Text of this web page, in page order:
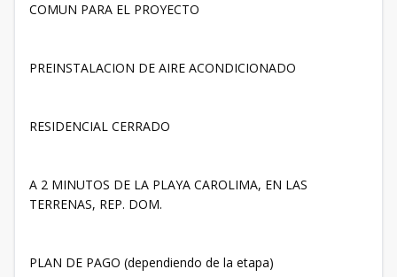
COMUN PARA EL PROYECTO
PREINSTALACION DE AIRE ACONDICIONADO
RESIDENCIAL CERRADO
A 2 MINUTOS DE LA PLAYA CAROLIMA, EN LAS
TERRENAS, REP. DOM.
PLAN DE PAGO (dependiendo de la etapa)